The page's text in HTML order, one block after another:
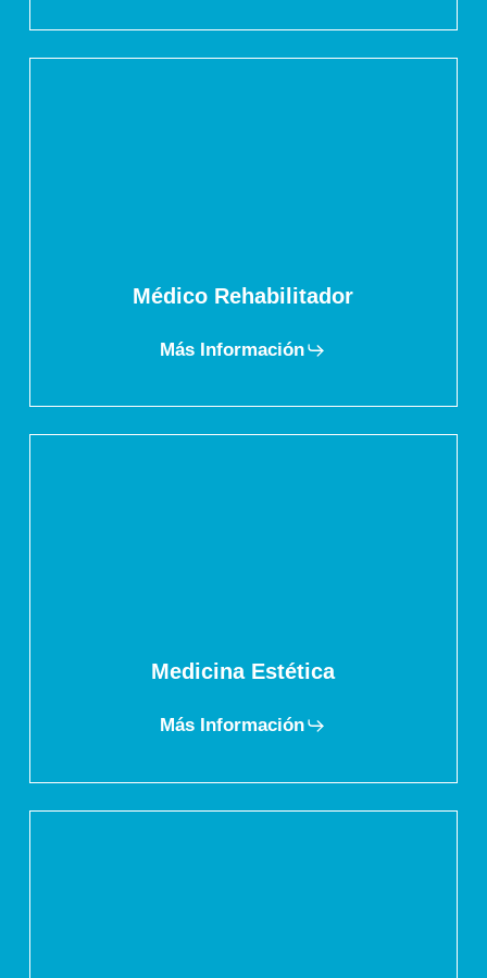
Médico Rehabilitador
Más Información
Medicina Estética
Más Información